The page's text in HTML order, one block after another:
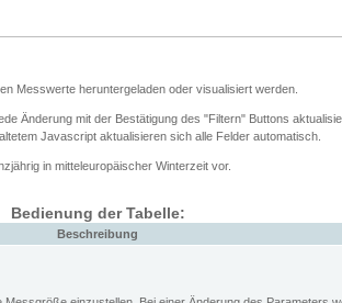
Messwerte heruntergeladen oder visualisiert werden.
Änderung mit der Bestätigung des "Filtern" Buttons
Javascript aktualisieren sich alle Felder automatisch.
in mitteleuropäischer Winterzeit vor.
Bedienung der Tabelle:
Beschreibung